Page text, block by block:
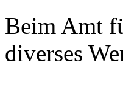
Beim Amt
diverses